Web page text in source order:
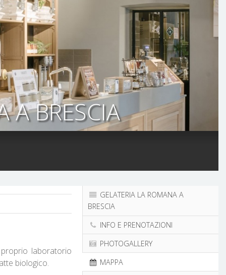
A BRESCIA
laboratorio
biologico.
BRESCIA
INFO E PRENOTAZIONI
PHOTOGALLERY
MAPPA